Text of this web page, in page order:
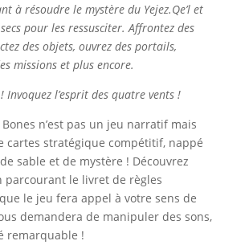
à résoudre le mystère du Yejez.Qe’l et
pour les ressusciter. Affrontez des
des objets, ouvrez des portails,
missions et plus encore.
Invoquez l’esprit des quatre vents !
n’est pas un jeu narratif mais
cartes stratégique compétitif, nappé
sable et de mystère ! Découvrez
parcourant le livret de règles
le jeu fera appel à votre sens de
demandera de manipuler des sons,
remarquable !